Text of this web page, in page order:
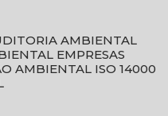
AMBIENTAL
EMPRESAS
AMBIENTAL ISO 14000